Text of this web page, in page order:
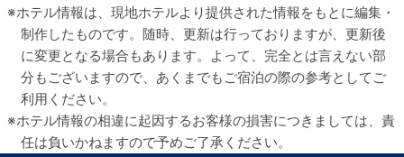
ホテル情報は、現地ホテルより提供された情報をもとに編集・
制作したものです。随時、更新は行っておりますが、更新後
に変更となる場合もあります。よって、完全とは言えない部
分もございますので、あくまでもご宿泊の際の参考としてご
利用ください。
ホテル情報の相違に起因するお客様の損害につきましては、責
任は負いかねますので予めご了承ください。